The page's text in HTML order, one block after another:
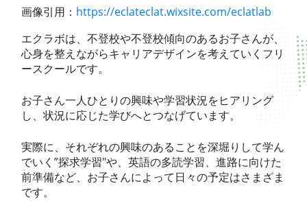
画像引用： https://eclateclat.wixsite.com/eclatlab
エクラボは、不登校や不登校傾向のあるお子さんが、
心身を整えながらキャリアデザインを考えていくフリ
ースクールです。
お子さん一人ひとりの興味や学習状況をヒアリング
し、状況に応じた学びへとつなげています。
実際に、それぞれの興味のあることを深堀りして学ん
でいく”探求学習″や、英語の多読学習、進路に向けた
前準備など、お子さんによって日々の予定はさまざま
です。